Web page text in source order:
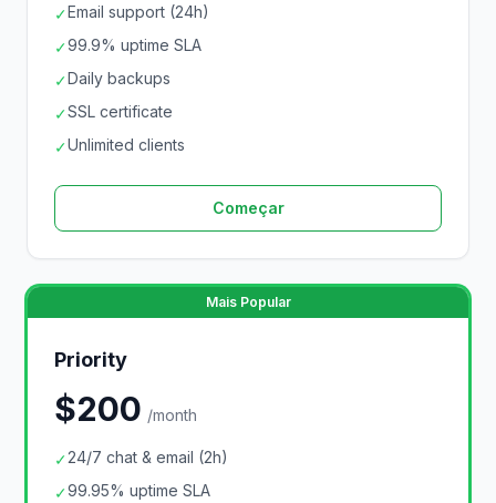
✓Email support (24h)
✓99.9% uptime SLA
✓Daily backups
✓SSL certificate
✓Unlimited clients
Começar
Mais Popular
Priority
$200 /month
✓24/7 chat & email (2h)
✓99.95% uptime SLA